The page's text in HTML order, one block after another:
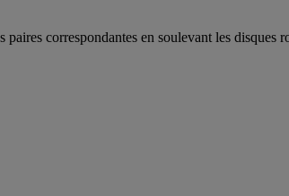
correspondantes en soulevant les disques